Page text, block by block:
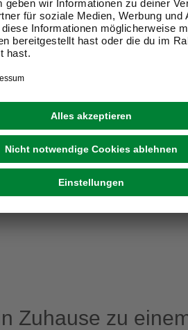
13,99 €
Verfügbarkeit im
Zuhause zu